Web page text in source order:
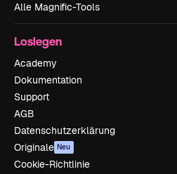
Alle Magnific-Tools
Loslegen
Academy
Dokumentation
Support
AGB
Datenschutzerklärung
Originale Neu
Cookie-Richtlinie